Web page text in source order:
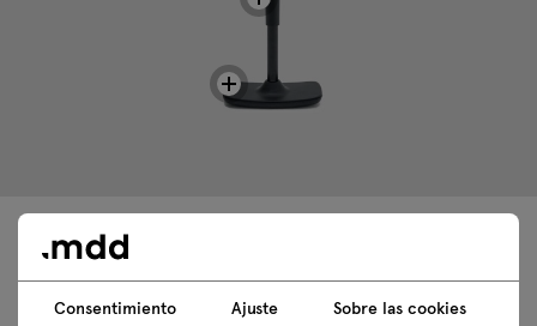
Datos técnicos
Consentimiento Ajuste Sobre las cookies